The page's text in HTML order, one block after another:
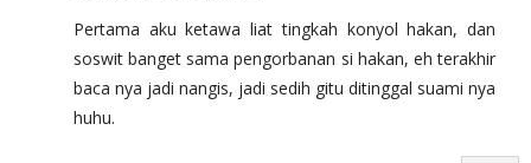
Pertama aku ketawa liat tingkah konyol hakan, dan
soswit banget sama pengorbanan si hakan, eh terakhir
baca nya jadi nangis, jadi sedih gitu ditinggal suami nya
huhu.